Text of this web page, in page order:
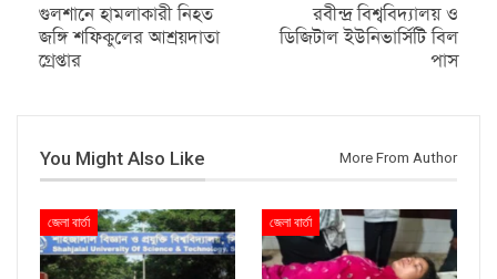
গুলশানে হামলাকারী নিহত
জঙ্গি শফিকুলের আশ্রয়দাতা
গ্রেপ্তার
রবীন্দ্র বিশ্ববিদ্যালয় ও
ডিজিটাল ইউনিভার্সিটি বিল
পাস
You Might Also Like More From Author
জেলা বার্তা জেলা বার্তা